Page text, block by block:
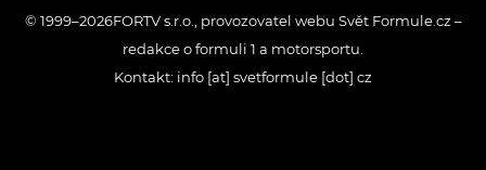
© 1999–2026FORTV s.r.o., provozovatel webu Svět Formule.cz –
redakce o formuli 1 a motorsportu.
Kontakt: info [at] svetformule [dot] cz